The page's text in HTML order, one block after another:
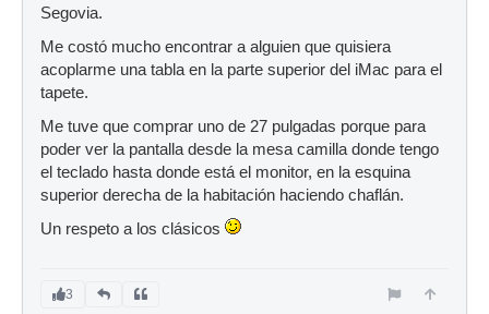
Segovia.
Me costó mucho encontrar a alguien que quisiera
acoplarme una tabla en la parte superior del iMac para el
tapete.
Me tuve que comprar uno de 27 pulgadas porque para
poder ver la pantalla desde la mesa camilla donde tengo
el teclado hasta donde está el monitor, en la esquina
superior derecha de la habitación haciendo chaflán.
Un respeto a los clásicos
3